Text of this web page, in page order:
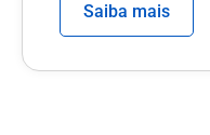
Saiba mais